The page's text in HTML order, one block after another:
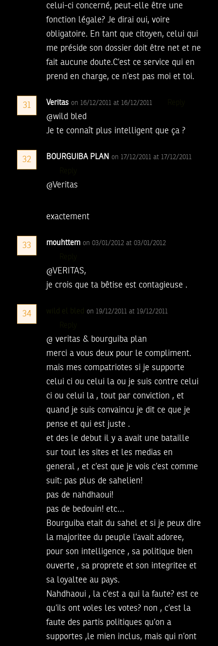
celui-ci concerné, peut-elle être une
fonction légale? Je dirai oui, voire
obligatoire. En tant que citoyen, celui qui
me préside son dossier doit être net et ne
fait aucune doute.C’est ce service qui en
prend en charge, ce n’est pas moi et toi.
31 Veritas on 16/12/2011 at 16/12/2011
@wild bled
Je te connaît plus intelligent que ça ?
32 BOURGUIBA PLAN on 17/12/2011 at 17/12/2011
@Veritas
exactement
33 mouhttem on 03/01/2012 at 03/01/2012
@VERITAS,
je crois que ta bêtise est contagieuse .
34 wild el bled on 19/12/2011 at 19/12/2011
@ veritas & bourguiba plan
merci a vous deux pour le compliment.
mais mes compatriotes si je supporte
celui ci ou celui la ou je suis contre celui
ci ou celui la , tout par conviction , et
quand je suis convaincu je dit ce que je
pense et qui est juste .
et des le debut il y a avait une bataille
sur tout les sites et les medias en
general , et c’est que je vois c’est comme
suit: pas plus de sahelien!
pas de nahdhaoui!
pas de bedouin! etc…
Bourguiba etait du sahel et si je peux dire
la majoritee du peuple l’avait adoree,
pour son intelligence , sa politique bien
ouverte , sa proprete et son integritee et
sa loyaltee au pays.
Nahdhaoui , la c’est a qui la faute? est ce
qu’ils ont voles les votes? non , c’est la
faute des partis politiques qu’on a
supportes ,le mien inclus, mais qui n’ont